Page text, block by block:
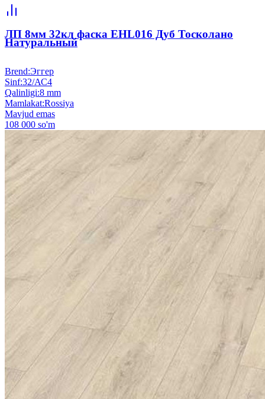
ЛП 8мм 32кл фаска EHL016 Дуб Тосколано
Натуральный
Brend:Эггер
Sinf:32/АС4
Qalinligi:8 mm
Mamlakat:Rossiya
Mavjud emas
108 000 so'm